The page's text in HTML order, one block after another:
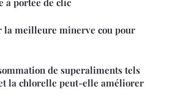
la meilleure minerve cou pour
de superaliments tels
la chlorelle peut-elle améliorer